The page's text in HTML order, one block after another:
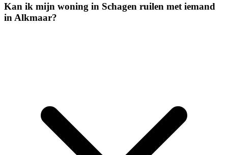
Kan ik mijn woning in Schagen ruilen met iemand
in Alkmaar?